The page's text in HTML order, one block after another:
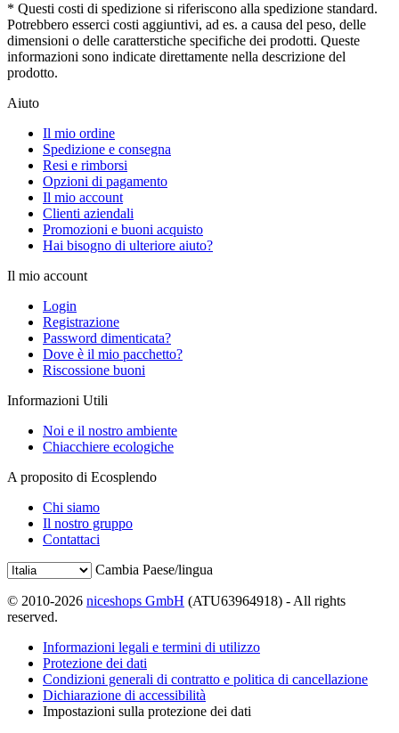
* Questi costi di spedizione si riferiscono alla spedizione standard.
Potrebbero esserci costi aggiuntivi, ad es. a causa del peso, delle
dimensioni o delle caratterstiche specifiche dei prodotti. Queste
informazioni sono indicate direttamente nella descrizione del
prodotto.
Aiuto
Il mio ordine
Spedizione e consegna
Resi e rimborsi
Opzioni di pagamento
Il mio account
Clienti aziendali
Promozioni e buoni acquisto
Hai bisogno di ulteriore aiuto?
Il mio account
Login
Registrazione
Password dimenticata?
Dove è il mio pacchetto?
Riscossione buoni
Informazioni Utili
Noi e il nostro ambiente
Chiacchiere ecologiche
A proposito di Ecosplendo
Chi siamo
Il nostro gruppo
Contattaci
Cambia Paese/lingua
© 2010-2026 niceshops GmbH (ATU63964918) - All rights
reserved.
Informazioni legali e termini di utilizzo
Protezione dei dati
Condizioni generali di contratto e politica di cancellazione
Dichiarazione di accessibilità
Impostazioni sulla protezione dei dati